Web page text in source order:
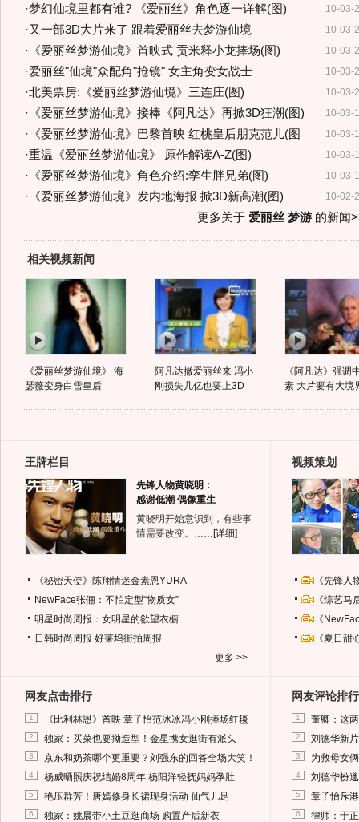
10-03-
·梦幻仙境里都有谁? 《爱丽丝》角色逐一详解(图)
10-03-
·又一部3D大片来了 跟着爱丽丝去梦游仙境
10-03-
· 《爱丽丝梦游仙境》首映式 贡米释小龙捧场(图)
10-03-
·爱丽丝"仙境"众配角"抢镜" 女主角变女战士
10-03-
·北美票房:《爱丽丝梦游仙境》三连庄(图)
10-03-
· 《爱丽丝梦游仙境》接棒《阿凡达》再掀3D狂潮(图)
10-03-
· 《爱丽丝梦游仙境》巴黎首映 红桃皇后朋克范儿(图
10-03-
·重温《爱丽丝梦游仙境》 原作解读A-Z(图)
10-03-
· 《爱丽丝梦游仙境》角色介绍:孪生胖兄弟(图)
10-02-
· 《爱丽丝梦游仙境》发内地海报 掀3D新高潮(图)
更多关于 爱丽丝 梦游的新闻
相关视频新闻
《爱丽丝梦游仙境》 海
瑟薇变身白雪皇后
阿凡达撤爱丽丝来 冯小
刚损失几亿也要上3D
《阿凡达》强调
素 大片要有大境
王牌栏目
先锋人物黄晓明：
感谢低潮 偶像重生
黄晓明开始意识到，有些事
情需要改变。…… [详细]
《秘密天使》陈翔情迷金素恩YURA
NewFace张俪：不怕定型“物质女”
明星时尚周报：女明星的欲望衣橱
日韩时尚周报 好莱坞街拍周报
更多 >>
视频策划
《先锋
《综艺
《
《夏日
网友点击排行
1 《比利林恩》首映 章子怡范冰冰冯小刚捧场红毯
2 独家：买菜也要拗造型！金星携女逛街有派头
3 京东和奶茶哪个更重要？刘强东的回答全场大笑！
4 杨威晒照庆祝结婚8周年 杨阳洋轻抚妈妈孕肚
5 艳压群芳！唐嫣修身长裙现身活动 仙气儿足
6 独家：姚晨带小土豆逛商场 购置产后新衣
网友评论排行
1 董卿：这
2 刘德华新
3 为救母女
4 刘德华扮
5 章子怡斥
6 律师：于